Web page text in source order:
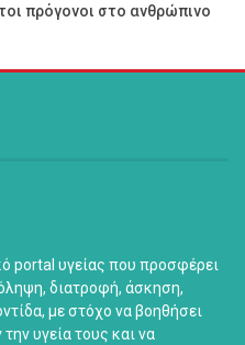
πρόγονοι στο ανθρώπινο
portal υγείας που προσφέρει
διατροφή, άσκηση,
με στόχο να βοηθήσει
υγεία τους και να